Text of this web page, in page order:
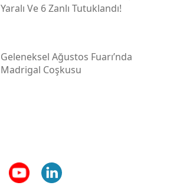
Yaralı Ve 6 Zanlı Tutuklandı!
Geleneksel Ağustos Fuarı’nda
Madrigal Coşkusu